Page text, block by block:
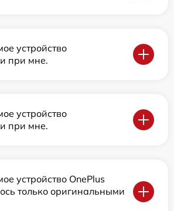
устройство
при мне.
устройство
при мне.
устройство OnePlus
только оригинальными